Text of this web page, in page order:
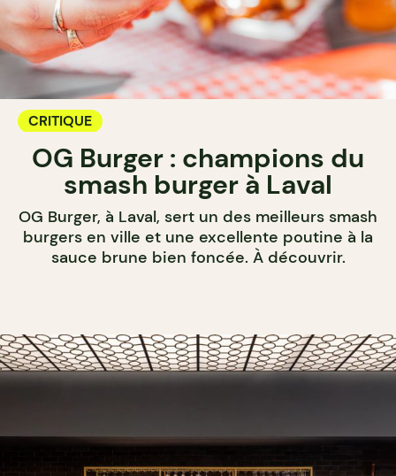
CRITIQUE
OG Burger : champions du
smash burger à Laval
OG Burger, à Laval, sert un des meilleurs smash
burgers en ville et une excellente poutine à la
sauce brune bien foncée. À découvrir.